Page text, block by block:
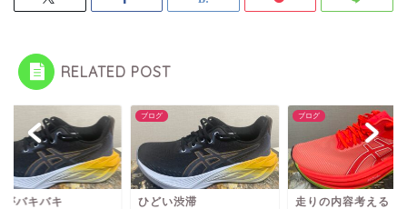
RELATED POST
がバキバキ
ブログ
ひどい渋滞
ブログ
走りの内容考える